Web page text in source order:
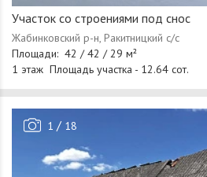
Участок со строениями под снос
1 / 18